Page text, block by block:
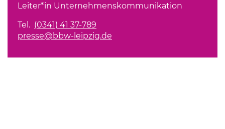
Leiter*in Unternehmenskommunikation
Tel. (0341) 41 37-789
presse@bbw-leipzig.de